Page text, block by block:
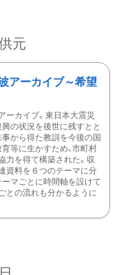
元
アーカイブ～希望
ーカイブ。東日本大震災
興の状況を後世に残すとと
事から得た教訓を今後の国
育等に生かすため、市町村
力を得て構築された。収
資料を６つのテーマに分
ーマごとに時間軸を設けて
との流れも分かるように